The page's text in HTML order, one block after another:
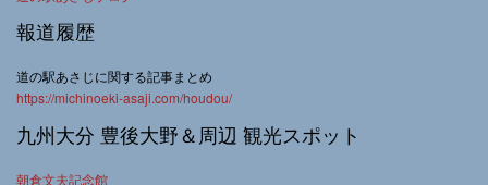
報道履歴
道の駅あさじに関する記事まとめ
https://michinoeki-asaji.com/houdou/
九州大分 豊後大野＆周辺 観光スポット
朝倉文夫記念館